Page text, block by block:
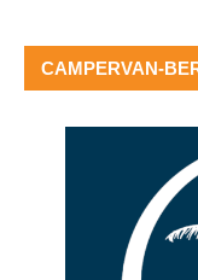
CAMPERVAN-